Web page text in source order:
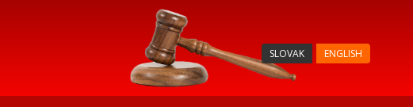
SLOVAK ENGLISH